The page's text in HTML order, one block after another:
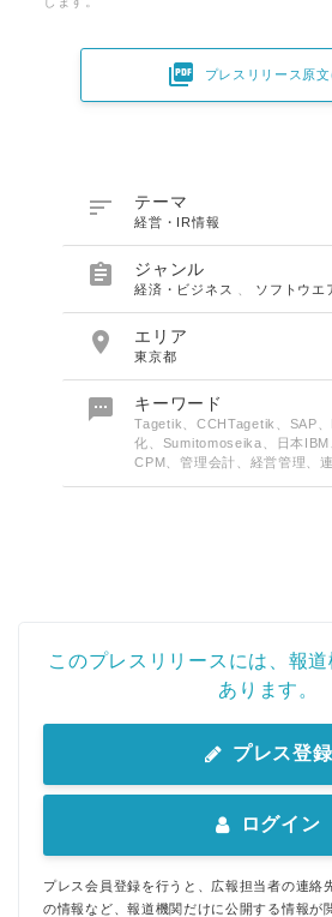
 プレスリリース原
 テーマ
経営・IR情報
 ジャンル
経済・ビジネス ソフトウエ
 エリア
東京都
 キーワード
Tagetik、CCHTagetik、SAP
化、Sumitomoseika、日本IBM
CPM、管理会計、経営管理、
このプレスリリースには、報
あります。
プレス登録
ログイン
プレス会員登録を行うと、広報担当者の連絡
の情報など、報道機関だけに公開する情報が